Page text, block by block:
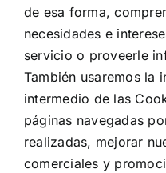
de esa forma,
necesidades e
servicio o proveerle
También usaremos la
intermedio de las
páginas navegadas
realizadas, mejorar
comerciales y